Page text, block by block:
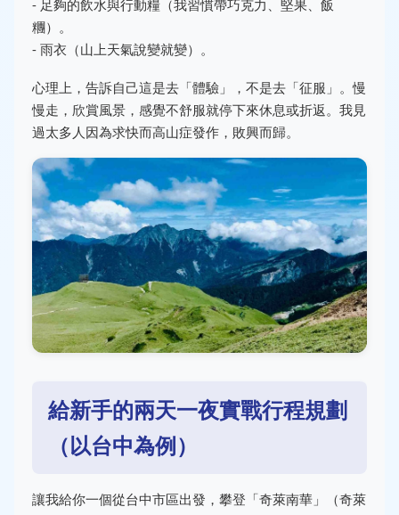
- 足夠的飲水與行動糧（我習慣帶巧克力、堅果、飯
糰）。
- 雨衣（山上天氣說變就變）。
心理上，告訴自己這是去「體驗」，不是去「征服」。慢
慢走，欣賞風景，感覺不舒服就停下來休息或折返。我見
過太多人因為求快而高山症發作，敗興而歸。
給新手的兩天一夜實戰行程規劃
（以台中為例）
讓我給你一個從台中市區出發，攀登「奇萊南華」（奇萊